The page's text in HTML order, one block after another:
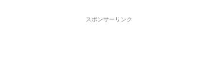
スポンサーリンク